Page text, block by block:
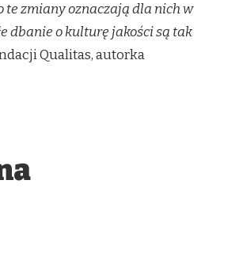
te zmiany oznaczają dla nich w
dbanie o kulturę jakości są tak
Qualitas, autorka